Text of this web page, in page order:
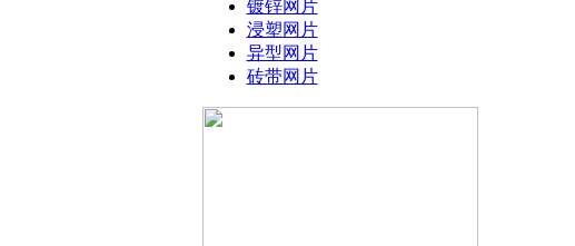
镀锌网片
浸塑网片
异型网片
砖带网片